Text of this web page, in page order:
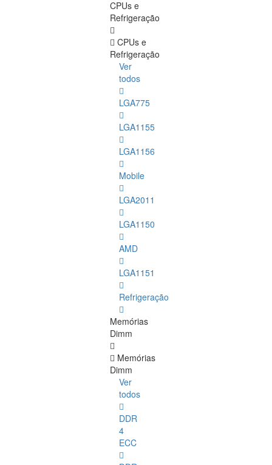
CPUs e
Refrigeração
CPUs e
Refrigeração
Ver
todos
LGA775
LGA1155
LGA1156
Mobile
LGA2011
LGA1150
AMD
LGA1151
Refrigeração
Memórias
Dimm
Memórias
Dimm
Ver
todos
DDR
4
ECC